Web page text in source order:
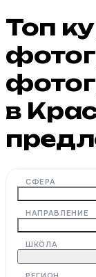
Топ
в
СФЕРА
НАПРАВЛЕНИЕ
ШКОЛА